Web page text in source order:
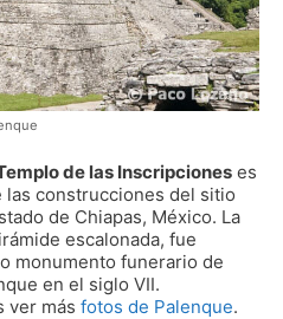
de las Inscripciones es
las construcciones del sitio
de Chiapas, México. La
escalonada, fue
monumento funerario de
en el siglo VII.
ver más fotos de Palenque.